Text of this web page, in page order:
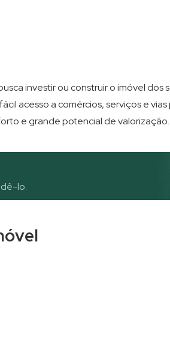
investir ou construir o imóvel
acesso a comércios, serviços e
e grande potencial de valorização.
lo.